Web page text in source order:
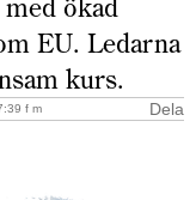
EU. Ledarna
kurs.
f m Dela